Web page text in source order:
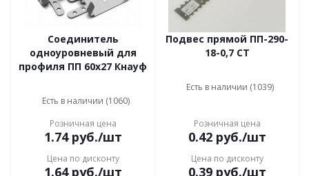
Соединитель
одноуровневый для
профиля ПП 60x27 Кнауф
Есть в наличии (1060)
Розничная цена
1.74руб./шт
Цена по дисконту
1.64руб./шт
Подвес прямой ПП-290-
18-0,7 СТ
Есть в наличии (1039)
Розничная цена
0.42руб./шт
Цена по дисконту
0.39руб./шт